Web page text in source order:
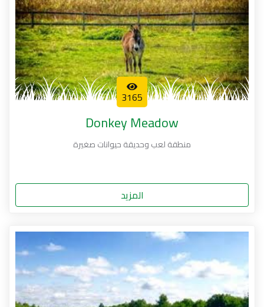
3165
Donkey Meadow
منطقة لعب وحديقة حيوانات صغيرة
المزيد